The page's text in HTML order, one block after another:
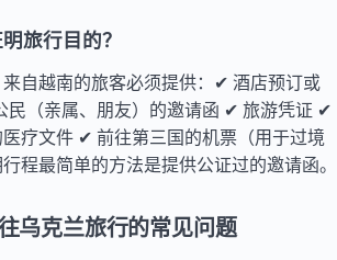
旅行目的？
自越南的旅客必须提供：✔ 酒店预订或
民（亲属、朋友）的邀请函 ✔ 旅游凭证 ✔
疗文件 ✔ 前往第三国的机票（用于过境
程最简单的方法是提供公证过的邀请函。
乌克兰旅行的常见问题